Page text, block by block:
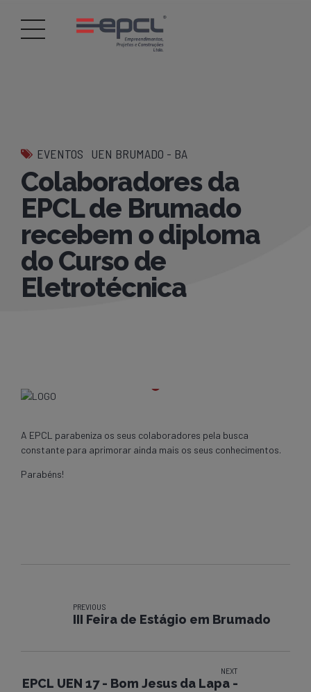
EVENTOS UEN BRUMADO - BA
Colaboradores da
EPCL de Brumado
recebem o diploma
do Curso de
Eletrotécnica
A EPCL parabeniza os seus colaboradores pela busca
constante para aprimorar ainda mais os seus conhecimentos.
Parabéns!
PREVIOUS
III Feira de Estágio em Brumado
NEXT
EPCL UEN 17 - Bom Jesus da Lapa -